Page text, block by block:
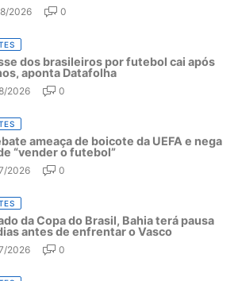
2026 0
dos brasileiros por futebol cai após
aponta Datafolha
2026 0
ameaça de boicote da UEFA e nega
“vender o futebol”
2026 0
da Copa do Brasil, Bahia terá pausa
antes de enfrentar o Vasco
2026 0